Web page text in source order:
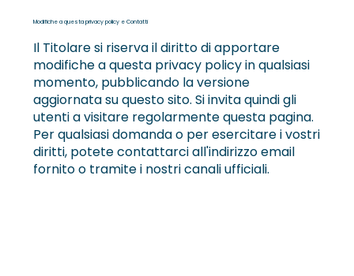
Modifiche a questa privacy policy e Contatti
Il Titolare si riserva il diritto di apportare
modifiche a questa privacy policy in qualsiasi
momento, pubblicando la versione
aggiornata su questo sito. Si invita quindi gli
utenti a visitare regolarmente questa pagina.
Per qualsiasi domanda o per esercitare i vostri
diritti, potete contattarci all'indirizzo email
fornito o tramite i nostri canali ufficiali.